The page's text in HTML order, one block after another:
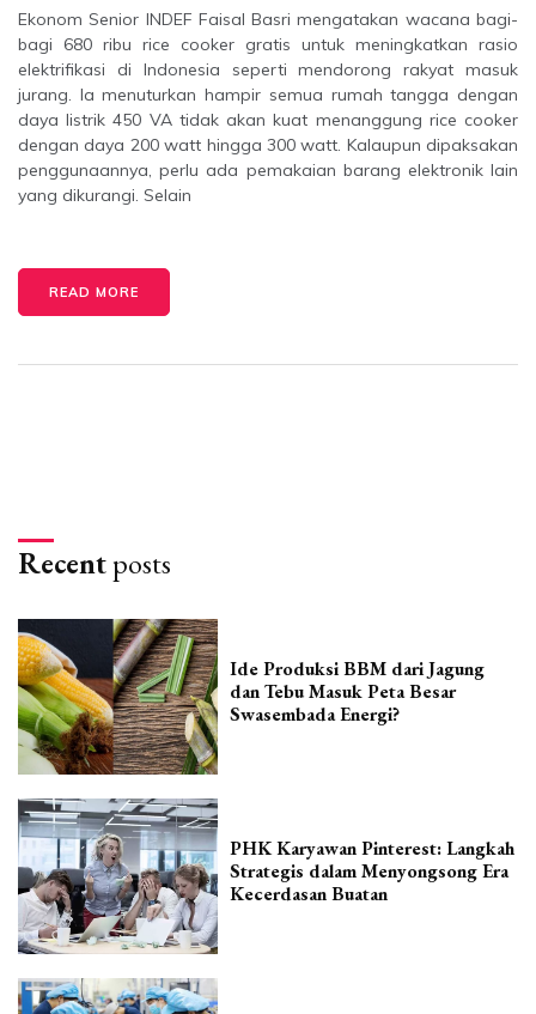
Ekonom Senior INDEF Faisal Basri mengatakan wacana bagi-
bagi 680 ribu rice cooker gratis untuk meningkatkan rasio
elektrifikasi di Indonesia seperti mendorong rakyat masuk
jurang. Ia menuturkan hampir semua rumah tangga dengan
daya listrik 450 VA tidak akan kuat menanggung rice cooker
dengan daya 200 watt hingga 300 watt. Kalaupun dipaksakan
penggunaannya, perlu ada pemakaian barang elektronik lain
yang dikurangi. Selain
READ MORE
Recentposts
Ide Produksi BBM dari Jagung
dan Tebu Masuk Peta Besar
Swasembada Energi?
PHK Karyawan Pinterest: Langkah
Strategis dalam Menyongsong Era
Kecerdasan Buatan